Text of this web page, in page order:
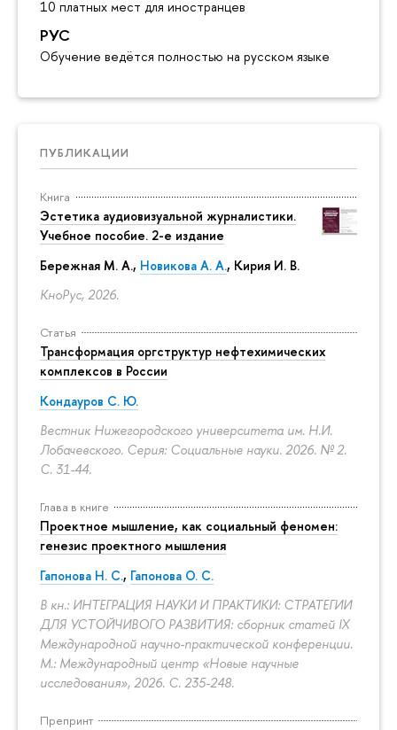
10 платных мест для иностранцев
РУС
Обучение ведётся полностью на русском языке
ПУБЛИКАЦИИ
Книга
Эстетика аудиовизуальной журналистики.
Учебное пособие. 2-е издание
Бережная М. А., Новикова А. А., Кирия И. В.
КноРус, 2026.
Статья
Трансформация оргструктур нефтехимических
комплексов в России
Кондауров С. Ю.
Вестник Нижегородского университета им. Н.И.
Лобачевского. Серия: Социальные науки. 2026. № 2.
С. 31-44.
Глава в книге
Проектное мышление, как социальный феномен:
генезис проектного мышления
Гапонова Н. С., Гапонова О. С.
В кн.: ИНТЕГРАЦИЯ НАУКИ И ПРАКТИКИ: СТРАТЕГИИ
ДЛЯ УСТОЙЧИВОГО РАЗВИТИЯ: сборник статей IX
Международной научно-практической конференции.
М.: Международный центр «Новые научные
исследования», 2026. С. 235-248.
Препринт